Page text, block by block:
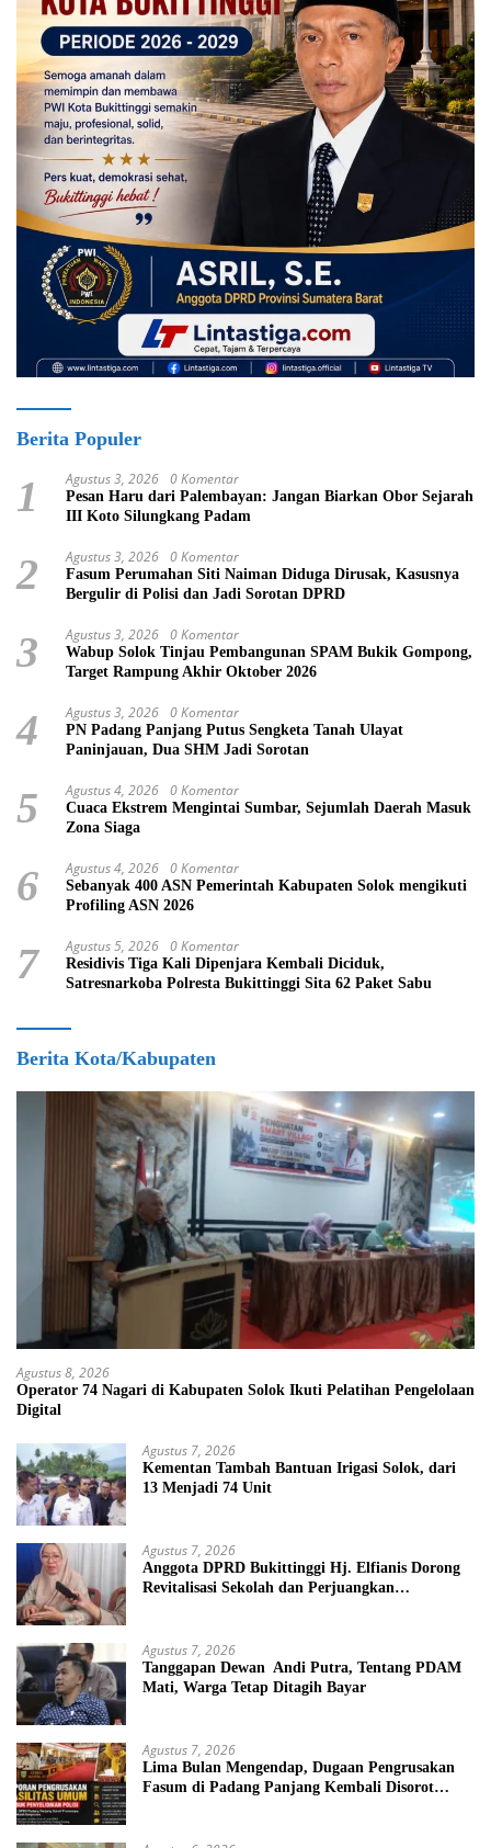
Berita Populer
1 Agustus 3, 2026 0 Komentar
Pesan Haru dari Palembayan: Jangan Biarkan Obor Sejarah
III Koto Silungkang Padam
2 Agustus 3, 2026 0 Komentar
Fasum Perumahan Siti Naiman Diduga Dirusak, Kasusnya
Bergulir di Polisi dan Jadi Sorotan DPRD
3 Agustus 3, 2026 0 Komentar
Wabup Solok Tinjau Pembangunan SPAM Bukik Gompong,
Target Rampung Akhir Oktober 2026
4 Agustus 3, 2026 0 Komentar
PN Padang Panjang Putus Sengketa Tanah Ulayat
Paninjauan, Dua SHM Jadi Sorotan
5 Agustus 4, 2026 0 Komentar
Cuaca Ekstrem Mengintai Sumbar, Sejumlah Daerah Masuk
Zona Siaga
6 Agustus 4, 2026 0 Komentar
Sebanyak 400 ASN Pemerintah Kabupaten Solok mengikuti
Profiling ASN 2026
7 Agustus 5, 2026 0 Komentar
Residivis Tiga Kali Dipenjara Kembali Diciduk,
Satresnarkoba Polresta Bukittinggi Sita 62 Paket Sabu
Berita Kota/Kabupaten
Agustus 8, 2026
Operator 74 Nagari di Kabupaten Solok Ikuti Pelatihan Pengelolaan
Digital
Agustus 7, 2026
Kementan Tambah Bantuan Irigasi Solok, dari
13 Menjadi 74 Unit
Agustus 7, 2026
Anggota DPRD Bukittinggi Hj. Elfianis Dorong
Revitalisasi Sekolah dan Perjuangkan
Agustus 7, 2026
Tanggapan Dewan Andi Putra, Tentang PDAM
Mati, Warga Tetap Ditagih Bayar
Agustus 7, 2026
Lima Bulan Mengendap, Dugaan Pengrusakan
Fasum di Padang Panjang Kembali Disorot